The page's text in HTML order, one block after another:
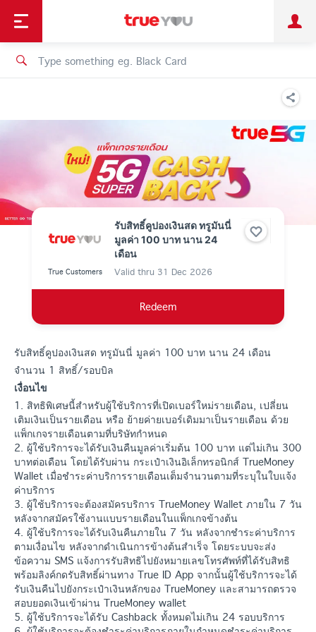
Personal Business
Shopping
เทรนด์เทคโนโลยี
รับสิทธิ์คูปองเงินสด ทรูมันนี่
มูลค่า 100 บาท นาน 24
เดือน
True Customers Valid thru 31 Dec 2026
Redeem
รับสิทธิ์คูปองเงินสด ทรูมันนี่ มูลค่า 100 บาท นาน 24 เดือน
จำนวน 1 สิทธิ์/รอบบิล
เงื่อนไข
1. สิทธิพิเศษนี้สำหรับผู้ใช้บริการที่เปิดเบอร์ใหม่รายเดือน, เปลี่ยน
เติมเงินเป็นรายเดือน หรือ ย้ายค่ายเบอร์เดิมมาเป็นรายเดือน ด้วย
แพ็กเกจรายเดือนตามที่บริษัทกำหนด
2. ผู้ใช้บริการจะได้รับเงินคืนมูลค่าเริ่มต้น 100 บาท แต่ไม่เกิน 300
บาทต่อเดือน โดยได้รับผ่าน กระเป๋าเงินอิเล็กทรอนิกส์ TrueMoney
Wallet เมื่อชำระค่าบริการรายเดือนเต็มจำนวนตามที่ระบุในใบแจ้ง
ค่าบริการ
3. ผู้ใช้บริการจะต้องสมัครบริการ TrueMoney Wallet ภายใน 7 วัน
หลังจากสมัครใช้งานแบบรายเดือนในแพ็กเกจข้างต้น
4. ผู้ใช้บริการจะได้รับเงินคืนภายใน 7 วัน หลังจากชำระค่าบริการ
ตามเงื่อนไข หลังจากดำเนินการข้างต้นสำเร็จ โดยระบบจะส่ง
ข้อความ SMS แจ้งการรับสิทธิไปยังหมายเลขโทรศัพท์ที่ได้รับสิทธิ
พร้อมลิงค์กดรับสิทธิ์ผ่านทาง True ID App จากนั้นผู้ใช้บริการจะได้
รับเงินคืนไปยังกระเป๋าเงินหลักของ TrueMoney และสามารถตรวจ
สอบยอดเงินเข้าผ่าน TrueMoney wallet
5. ผู้ใช้บริการจะได้รับ Cashback ทั้งหมดไม่เกิน 24 รอบบริการ